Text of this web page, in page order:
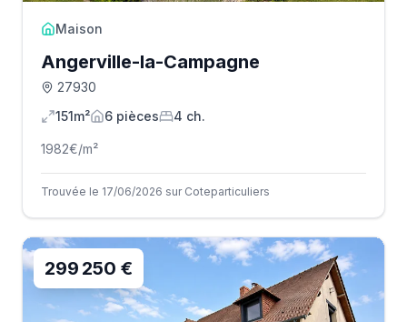
Maison
Angerville-la-Campagne
27930
151m²
6 pièces 4 ch.
1982€/m²
Trouvée le 17/06/2026 sur Coteparticuliers
299 250 €